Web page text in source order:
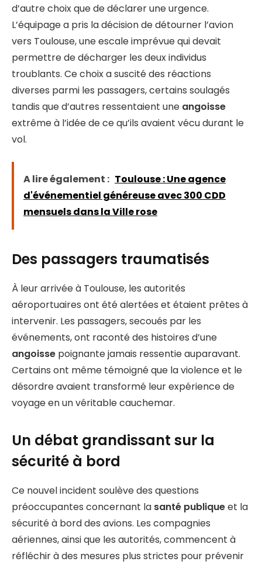
d’autre choix que de déclarer une urgence.
L’équipage a pris la décision de détourner l’avion
vers Toulouse, une escale imprévue qui devait
permettre de décharger les deux individus
troublants. Ce choix a suscité des réactions
diverses parmi les passagers, certains soulagés
tandis que d’autres ressentaient une angoisse
extrême à l’idée de ce qu’ils avaient vécu durant le
vol.
A lire également : Toulouse : Une agence
d'événementiel généreuse avec 300 CDD
mensuels dans la Ville rose
Des passagers traumatisés
À leur arrivée à Toulouse, les autorités
aéroportuaires ont été alertées et étaient prêtes à
intervenir. Les passagers, secoués par les
événements, ont raconté des histoires d’une
angoisse poignante jamais ressentie auparavant.
Certains ont même témoigné que la violence et le
désordre avaient transformé leur expérience de
voyage en un véritable cauchemar.
Un débat grandissant sur la
sécurité à bord
Ce nouvel incident soulève des questions
préoccupantes concernant la santé publiqueet la
sécurité à bord des avions. Les compagnies
aériennes, ainsi que les autorités, commencent à
réfléchir à des mesures plus strictes pour prévenir